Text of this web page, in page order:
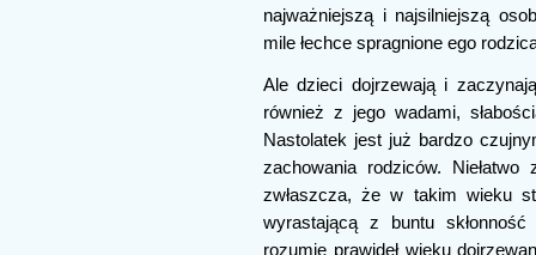
najważniejszą i najsilniejszą
mile łechce spragnione ego
Ale dzieci dojrzewają i
również z jego wadami,
Nastolatek jest już bardzo
zachowania rodziców.
zwłaszcza, że w takim wieku
wyrastającą z buntu
rozumie prawideł wieku